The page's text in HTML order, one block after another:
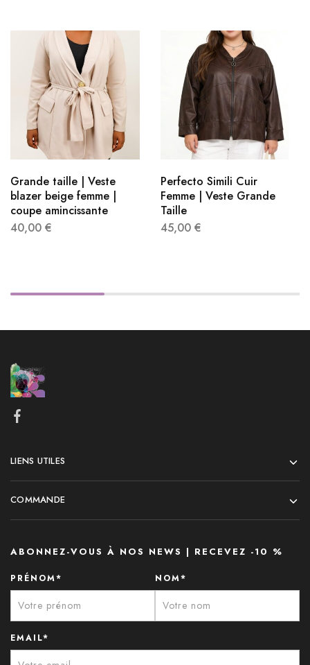
Grande taille | Veste
blazer beige femme |
coupe amincissante
40,00 €
Perfecto Simili Cuir
Femme | Veste Grande
Taille
45,00 €
LIENS UTILES
COMMANDE
ABONNEZ-VOUS À NOS NEWS | RECEVEZ -10 %
PRÉNOM* NOM*
EMAIL*